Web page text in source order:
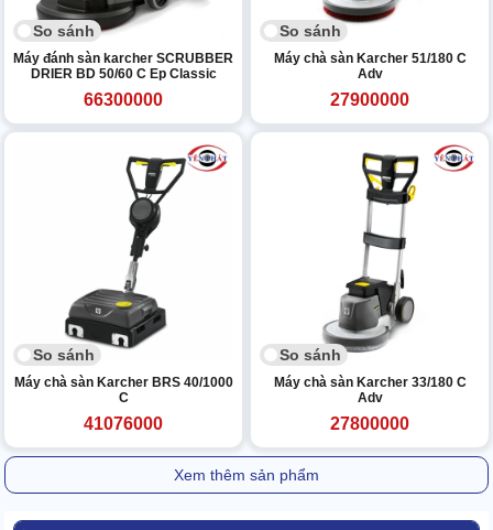
So sánh
Máy đánh sàn karcher SCRUBBER
DRIER BD 50/60 C Ep Classic
66300000
So sánh
Máy chà sàn Karcher 51/180 C
Adv
27900000
So sánh
Máy chà sàn Karcher BRS 40/1000
C
41076000
So sánh
Máy chà sàn Karcher 33/180 C
Adv
27800000
Xem thêm sản phẩm